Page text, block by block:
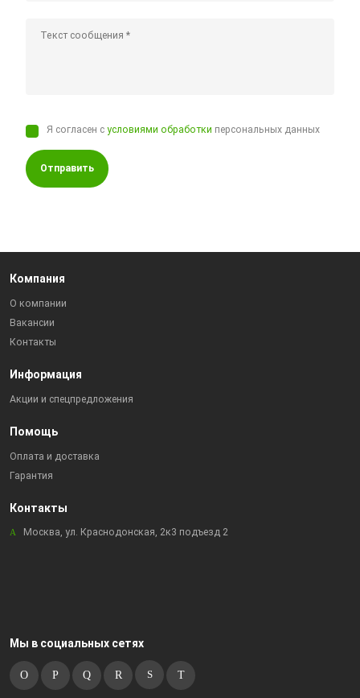
Я согласен сусловиями обработки персональных данных
Отправить
Компания
О компании
Вакансии
Контакты
Информация
Акции и спецпредложения
Помощь
Оплата и доставка
Гарантия
Контакты
Москва, ул. Краснодонская, 2к3 подъезд 2
Мы в социальных сетях